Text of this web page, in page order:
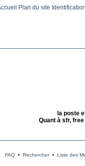
Plan du site Identification
la poste
Quant à sfr,
FAQ• Rechercher• Liste des